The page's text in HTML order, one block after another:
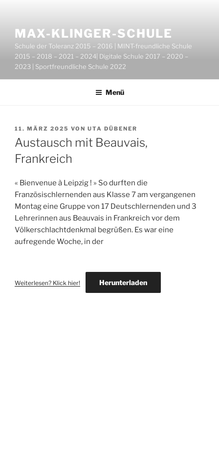
springenMAX-KLINGER-SCHULE
Schule der Toleranz 2015 – 2016 | MINT-freundliche Schule
2015 – 2018 – 2021 – 2024| Digitale Schule 2017 – 2020 –
2023 | Sportfreundliche Schule 2022
Menü
VERÖFFENTLICHT
AM
11. MÄRZ 2025 VON UTA DÜBENER
Austausch mit Beauvais,
Frankreich
« Bienvenue à Leipzig ! » So durften die
Französischlernenden aus Klasse 7 am vergangenen
Montag eine Gruppe von 17 Deutschlernenden und 3
Lehrerinnen aus Beauvais in Frankreich vor dem
Völkerschlachtdenkmal begrüßen. Es war eine
aufregende Woche, in der
Weiterlesen? Klick hier! Herunterladen